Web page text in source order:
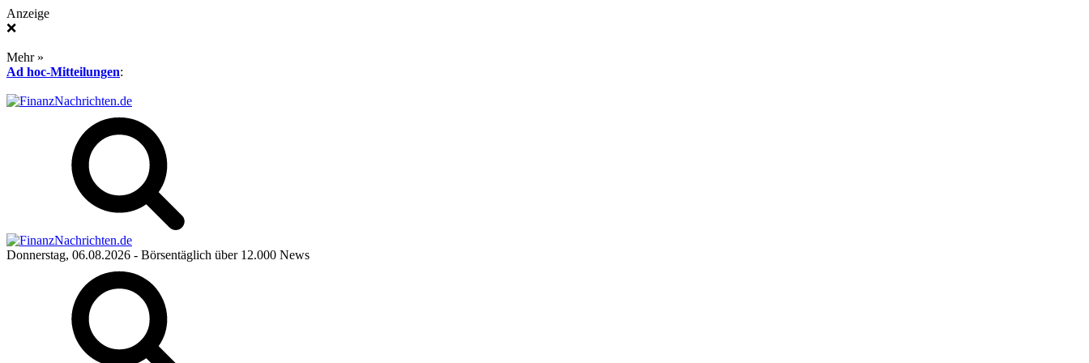
Anzeige
❌
Mehr »
Ad hoc-Mitteilungen:
Donnerstag, 06.08.2026 - Börsentäglich über 12.000 News